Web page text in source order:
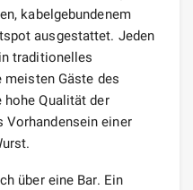
kabelgebundenem
ausgestattet. Jeden
traditionelles
Gäste des
Qualität der
Vorhandensein einer
über eine Bar. Ein